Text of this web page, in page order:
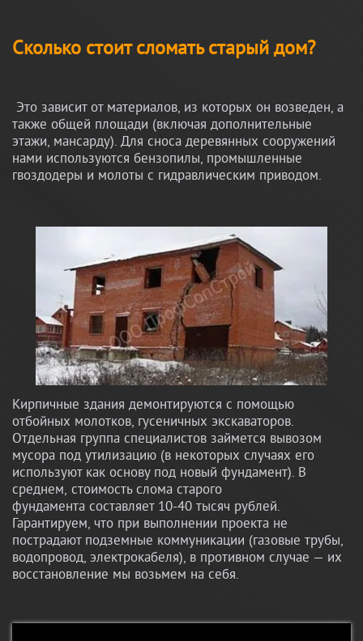
Сколько стоит сломать старый дом?
Это зависит от материалов, из которых он возведен, а
также общей площади (включая дополнительные
этажи, мансарду). Для сноса деревянных сооружений
нами используются бензопилы, промышленные
гвоздодеры и молоты с гидравлическим приводом.
Кирпичные здания демонтируются с помощью
отбойных молотков, гусеничных экскаваторов.
Отдельная группа специалистов займется вывозом
мусора под утилизацию (в некоторых случаях его
используют как основу под новый фундамент). В
среднем, стоимость слома старого
фундамента составляет 10-40 тысяч рублей.
Гарантируем, что при выполнении проекта не
пострадают подземные коммуникации (газовые трубы,
водопровод, электрокабеля), в противном случае — их
восстановление мы возьмем на себя.